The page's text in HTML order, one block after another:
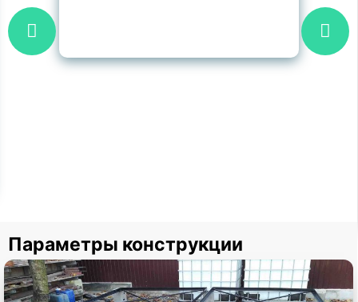
Параметры конструкции